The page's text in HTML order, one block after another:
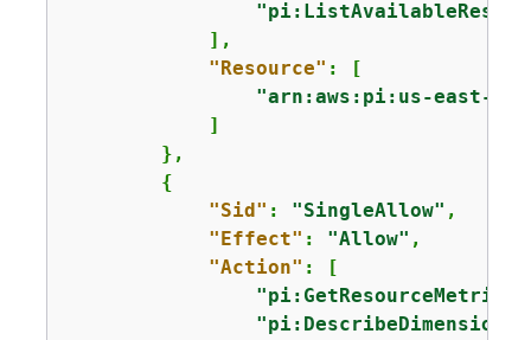
            ],
"Resource" : [
"arn:aws:pi:us-east-
            ]
        },
{
"Sid" : "SingleAllow" ,
"Effect" : "Allow" ,
"Action" : [
"pi:GetResourceMetrics"